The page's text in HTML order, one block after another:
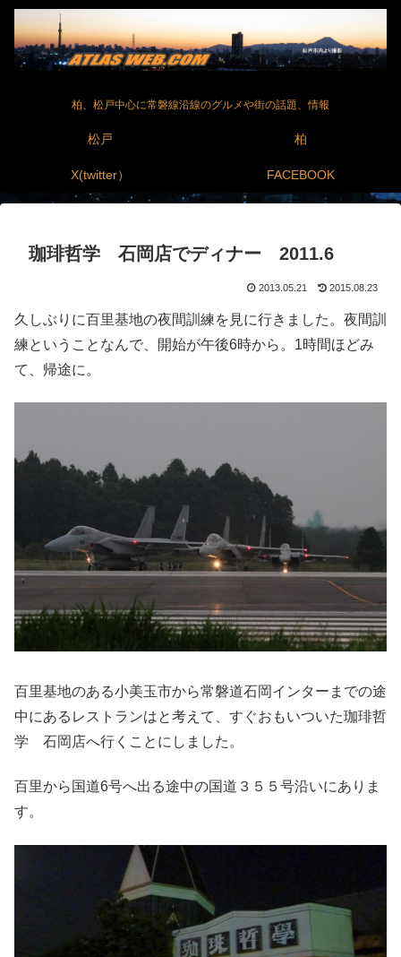
柏、松戸中心に常磐線沿線のグルメや街の話題、情報
松戸 柏
X(twitter） FACEBOOK
珈琲哲学 石岡店でディナー 2011.6
2013.05.21 2015.08.23
久しぶりに百里基地の夜間訓練を見に行きました。夜間訓
練ということなんで、開始が午後6時から。1時間ほどみ
て、帰途に。
百里基地のある小美玉市から常磐道石岡インターまでの途
中にあるレストランはと考えて、すぐおもいついた珈琲哲
学 石岡店へ行くことにしました。
百里から国道6号へ出る途中の国道３５５号沿いにありま
す。